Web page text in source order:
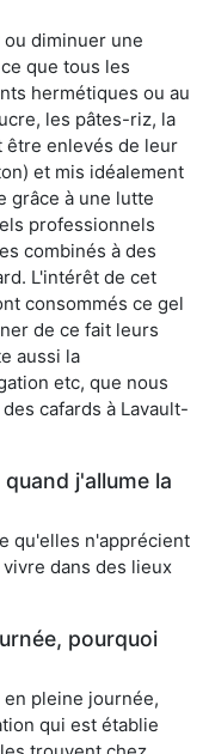
diminuer une
que tous les
hermétiques ou au
les pâtes-riz, la
être enlevés de leur
et mis idéalement
grâce à une lutte
professionnels
combinés à des
L'intérêt de cet
consommés ce gel
de ce fait leurs
aussi la
etc, que nous
cafards à Lavault-
j'allume la
qu'elles n'apprécient
dans des lieux
pourquoi
pleine journée,
qui est établie